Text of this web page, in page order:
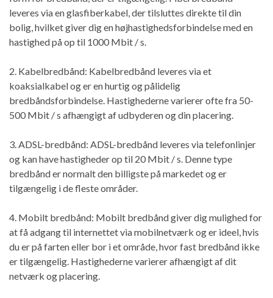
leveres via en glasfiberkabel, der tilsluttes direkte til din
bolig, hvilket giver dig en højhastighedsforbindelse med en
hastighed på op til 1000 Mbit / s.
2. Kabelbredbånd: Kabelbredbånd leveres via et
koaksialkabel og er en hurtig og pålidelig
bredbåndsforbindelse. Hastighederne varierer ofte fra 50-
500 Mbit / s afhængigt af udbyderen og din placering.
3. ADSL-bredbånd: ADSL-bredbånd leveres via telefonlinjer
og kan have hastigheder op til 20 Mbit / s. Denne type
bredbånd er normalt den billigste på markedet og er
tilgængelig i de fleste områder.
4. Mobilt bredbånd: Mobilt bredbånd giver dig mulighed for
at få adgang til internettet via mobilnetværk og er ideel, hvis
du er på farten eller bor i et område, hvor fast bredbånd ikke
er tilgængelig. Hastighederne varierer afhængigt af dit
netværk og placering.